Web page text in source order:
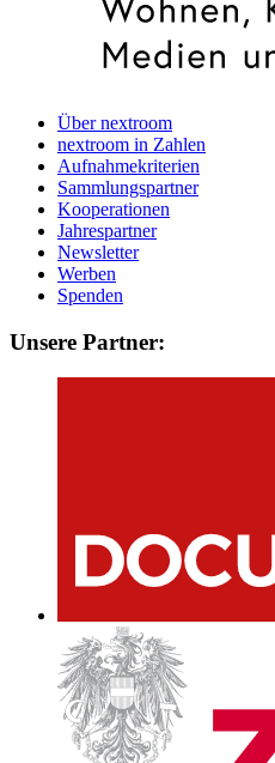
Über nextroom
nextroom in Zahlen
Aufnahmekriterien
Sammlungspartner
Kooperationen
Jahrespartner
Newsletter
Werben
Spenden
Unsere Partner: